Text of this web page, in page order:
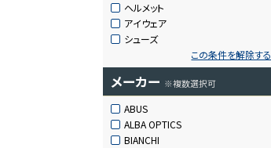
ヘルメット
アイウェア
シューズ
この条件を解除する
メーカー ※複数選択可
ABUS
ALBA OPTICS
BIANCHI